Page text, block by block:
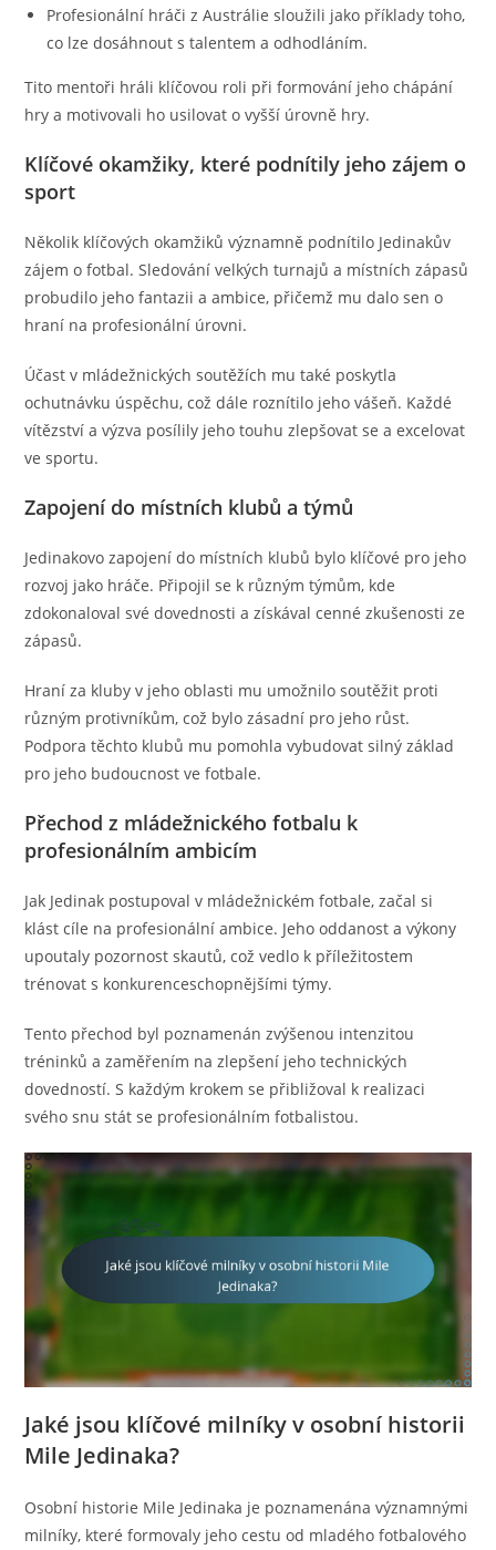
Profesionální hráči z Austrálie sloužili jako příklady toho,
co lze dosáhnout s talentem a odhodláním.
Tito mentoři hráli klíčovou roli při formování jeho chápání
hry a motivovali ho usilovat o vyšší úrovně hry.
Klíčové okamžiky, které podnítily jeho zájem o
sport
Několik klíčových okamžiků významně podnítilo Jedinakův
zájem o fotbal. Sledování velkých turnajů a místních zápasů
probudilo jeho fantazii a ambice, přičemž mu dalo sen o
hraní na profesionální úrovni.
Účast v mládežnických soutěžích mu také poskytla
ochutnávku úspěchu, což dále roznítilo jeho vášeň. Každé
vítězství a výzva posílily jeho touhu zlepšovat se a excelovat
ve sportu.
Zapojení do místních klubů a týmů
Jedinakovo zapojení do místních klubů bylo klíčové pro jeho
rozvoj jako hráče. Připojil se k různým týmům, kde
zdokonaloval své dovednosti a získával cenné zkušenosti ze
zápasů.
Hraní za kluby v jeho oblasti mu umožnilo soutěžit proti
různým protivníkům, což bylo zásadní pro jeho růst.
Podpora těchto klubů mu pomohla vybudovat silný základ
pro jeho budoucnost ve fotbale.
Přechod z mládežnického fotbalu k
profesionálním ambicím
Jak Jedinak postupoval v mládežnickém fotbale, začal si
klást cíle na profesionální ambice. Jeho oddanost a výkony
upoutaly pozornost skautů, což vedlo k příležitostem
trénovat s konkurenceschopnějšími týmy.
Tento přechod byl poznamenán zvýšenou intenzitou
tréninků a zaměřením na zlepšení jeho technických
dovedností. S každým krokem se přibližoval k realizaci
svého snu stát se profesionálním fotbalistou.
Jaké jsou klíčové milníky v osobní historii
Mile Jedinaka?
Osobní historie Mile Jedinaka je poznamenána významnými
milníky, které formovaly jeho cestu od mladého fotbalového